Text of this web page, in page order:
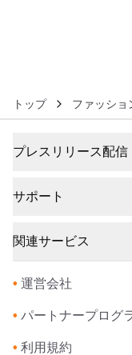
トップ ファッショ
プレスリリース配信
サポート
関連サービス
• 運営会社
• パートナープログ
• 利用規約